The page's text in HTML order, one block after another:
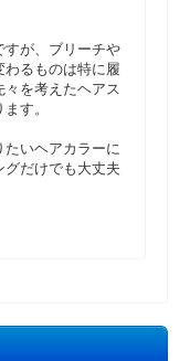
が、ブリーチや
るものは特に履
を考えたヘアス
す。
いヘアカラーに
だけでも大丈夫